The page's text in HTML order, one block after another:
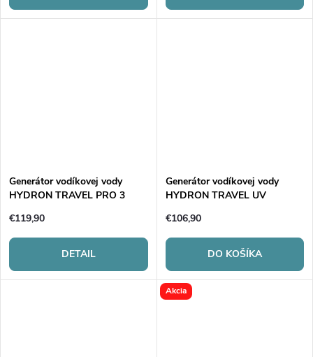
Generátor vodíkovej vody
HYDRON TRAVEL PRO 3
€119,90
DETAIL
Generátor vodíkovej vody
HYDRON TRAVEL UV
€106,90
DO KOŠÍKA
Akcia